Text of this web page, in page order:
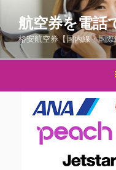
テ
ン
ス
航空券を電話
格安航空券【国内線・国